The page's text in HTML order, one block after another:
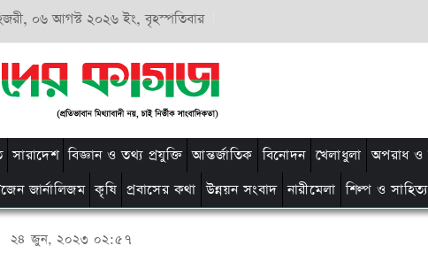
০৬ আগস্ট ২০২৬ ইং, বৃহস্পতিবার
সারাদেশ বিজ্ঞান ও তথ্য প্রযুক্তি আন্তর্জাতিক বিনোদন খেলাধুলা অপরাধ ও
জার্নালিজম কৃষি প্রবাসের কথা উন্নয়ন সংবাদ নারীমেলা শিল্প ও সাহিত্য
২৪ জুন, ২০২৩ ০২:৫৭